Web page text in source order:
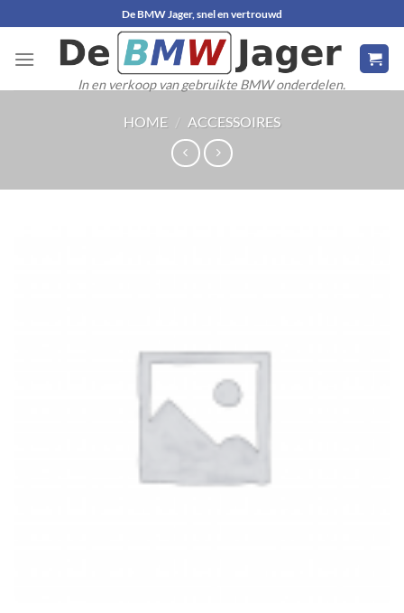
naar
inhoud
De BMW Jager, snel en vertrouwd
In en verkoop van gebruikte BMW onderdelen.
HOME / ACCESSOIRES